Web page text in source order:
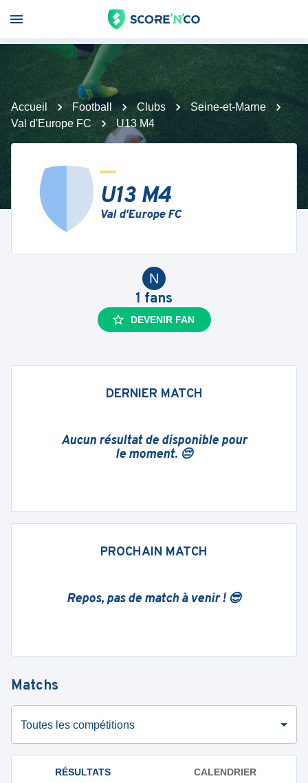
Accueil Football Clubs
Seine-et-Marne
Val d'Europe FC
U13 M4
U13 M4
Val d'Europe FC
N
1 fans
DEVENIR FAN
DERNIER MATCH
Aucun résultat de disponible pour
le moment. 😔
PROCHAIN MATCH
Repos, pas de match à venir ! 😎
Matchs
Toutes les compétitions
RÉSULTATS CALENDRIER